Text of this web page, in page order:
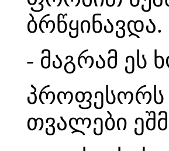
ბრწყინავდა.
- მაგრამ ეს
პროფესორს
თვალები